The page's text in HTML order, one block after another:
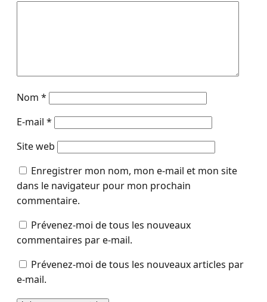
Nom *
E-mail *
Site web
Enregistrer mon nom, mon e-mail et mon site
dans le navigateur pour mon prochain
commentaire.
Prévenez-moi de tous les nouveaux
commentaires par e-mail.
Prévenez-moi de tous les nouveaux articles par
e-mail.